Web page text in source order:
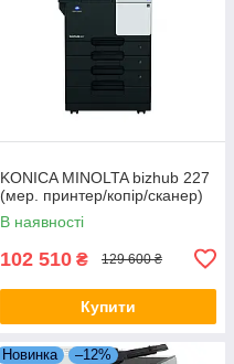
KONICA MINOLTA bizhub 227
(мер. принтер/копір/сканер)
В наявності
102 510 ₴ 129 600 ₴
Купити
Новинка –12%